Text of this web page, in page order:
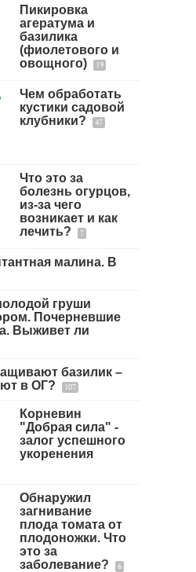
Пикировка
агератума и
базилика
(фиолетового и
овощного)
19
Чем обработать
кустики садовой
клубники?
47
Что это за
болезнь огурцов,
из-за чего
возникает и как
лечить?
7
малина. В
груши
Почерневшие
Выживет ли
базилик –
в ОГ?
107
Корневин
"Добрая сила" -
залог успешного
укоренения
Обнаружил
загнивание
плода томата от
плодоножки. Что
это за
заболевание?
6